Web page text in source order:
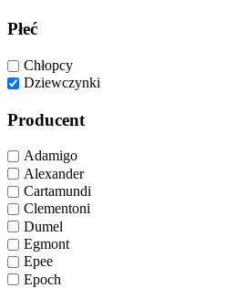
Płeć
Chłopcy
Dziewczynki
Producent
Adamigo
Alexander
Cartamundi
Clementoni
Dumel
Egmont
Epee
Epoch